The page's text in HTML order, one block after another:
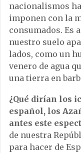
nacionalismos
imponen con la
consumados. Es
nuestro suelo
lados, como un
venero de agua
una tierra en
¿Qué dirían los
español, los
antes este
de nuestra
para hacer de